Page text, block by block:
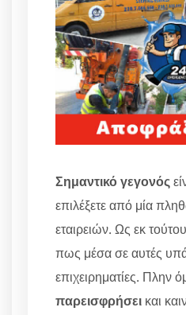
Σημαντικό γεγονός
επιλέξετε από μία
εταιρειών. Ως εκ
πως μέσα σε αυτές
επιχειρηματίες. Πλην
παρεισφρήσει και